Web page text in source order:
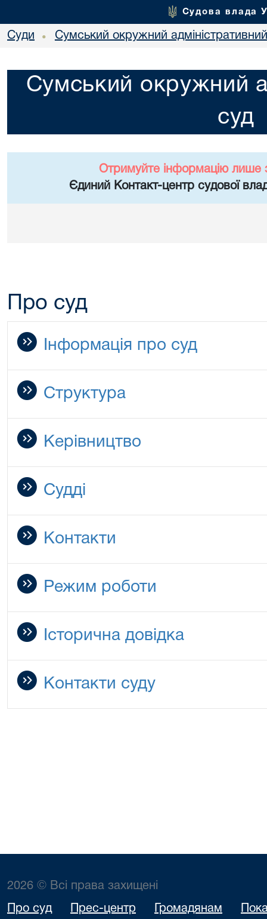
Судова влада
Суди • Сумський окружний
Сумський окружний
суд
Отримуйте інформацію лише
Єдиний Контакт-центр судової
Про суд
Інформація про суд
Структура
Керівництво
Судді
Контакти
Режим роботи
Історична довідка
Контакти суду
2026 © Всі права захищені
Про суд Прес-центр Громадянам